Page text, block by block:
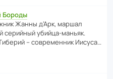
Бороды
Жанны д’Арк, маршал
серийный убийца-маньяк.
– совре­менник Иисуса…